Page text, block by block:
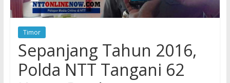
Timor
Sepanjang Tahun 2016,
Polda NTT Tangani 62